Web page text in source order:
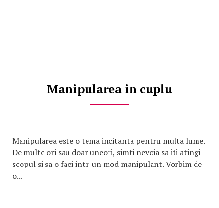
Manipularea in cuplu
Manipularea este o tema incitanta pentru multa lume.
De multe ori sau doar uneori, simti nevoia sa iti atingi
scopul si sa o faci intr-un mod manipulant. Vorbim de
o...